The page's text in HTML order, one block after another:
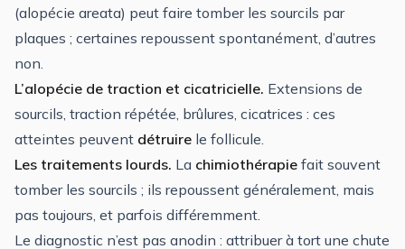
(alopécie areata) peut faire tomber les sourcils par
plaques ; certaines repoussent spontanément, d’autres
non.
L’alopécie de traction et cicatricielle. Extensions de
sourcils, traction répétée, brûlures, cicatrices : ces
atteintes peuvent détruire le follicule.
Les traitements lourds. La chimiothérapie fait souvent
tomber les sourcils ; ils repoussent généralement, mais
pas toujours, et parfois différemment.
Le diagnostic n’est pas anodin : attribuer à tort une chute